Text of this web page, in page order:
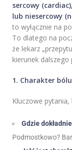
sercowy
lub niesercowy
to wyłącznie na
To dlatego na
że lekarz
kierunek
1. Charakter
Kluczowe
Gdzie
Podmostkowo?